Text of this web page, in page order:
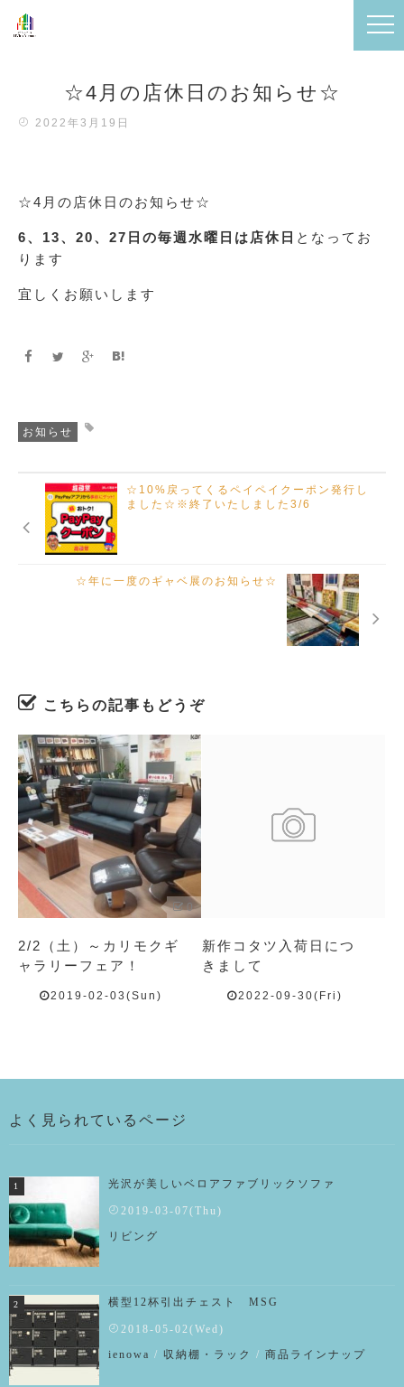
☆4月の店休日のお知らせ☆
2022年3月19日
☆4月の店休日のお知らせ☆
6、13、20、27日の毎週水曜日は店休日 となってお
ります
宜しくお願いします
お知らせ
☆10%戻ってくるペイペイクーポン発行し
ました☆※終了いたしました3/6
☆年に一度のギャベ展のお知らせ☆
こちらの記事もどうぞ
0
2/2（土）～カリモクギ
ャラリーフェア！
2019-02-03(Sun)
新作コタツ入荷日につ
きまして
2022-09-30(Fri)
よく見られているページ
光沢が美しいベロアファブリックソファ
2019-03-07(Thu)
リビング
横型12杯引出チェスト MSG
2018-05-02(Wed)
ienowa / 収納棚・ラック / 商品ラインナップ